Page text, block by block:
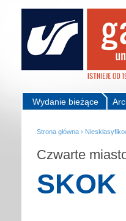
Wydanie bieżące
Strona główna ›
Czwarte
SKOK